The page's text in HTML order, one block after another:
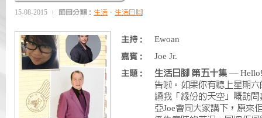
15-08-2015 節目分類： 生活 、 生活日腳
主持： Ewoan
嘉賓： Joe Jr.
主題： 生活日腳 第五十集 — Hello!
告啦。如果你有聽上星期
續我「緣份的天空」嘅訪
亞Joe會同大家講下，原來